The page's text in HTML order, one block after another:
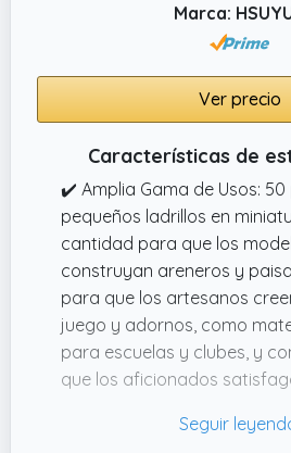
Marca:
Ver precio
Características de
✔️ Amplia Gama de Usos: 50
pequeños ladrillos en
cantidad para que los
construyan areneros y
para que los artesanos
juego y adornos, como
para escuelas y clubes, y
que los aficionados
✔️ DIY: Para Los Niños, micro